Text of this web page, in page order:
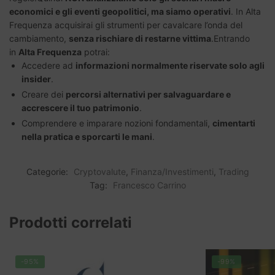
economici e gli eventi geopolitici, ma siamo operativi . In Alta
Frequenza acquisirai gli strumenti per cavalcare l’onda del
cambiamento, senza rischiare di restarne vittima .Entrando
in Alta Frequenza potrai:
Accedere ad informazioni normalmente riservate solo agli
insider
Creare dei percorsi alternativi per salvaguardare e
accrescere il tuo patrimonio
Comprendere e imparare nozioni fondamentali, cimentarti
nella pratica e sporcarti le mani
Categorie: Cryptovalute Finanza/Investimenti Trading
Tag:
Francesco Carrino
Prodotti correlati
-95% -99%